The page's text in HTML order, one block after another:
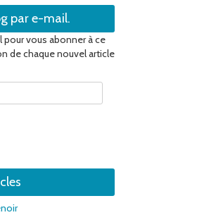
par e-mail.
vous abonner à ce
de chaque nouvel article